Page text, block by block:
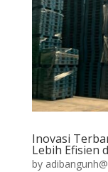
Inovasi
Lebih Efisien
by